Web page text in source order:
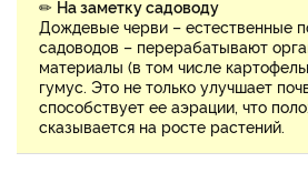
✏ На заметку садоводу
Дождевые черви – естественные
садоводов – перерабатывают
материалы (в том числе
гумус. Это не только улучшает
способствует ее аэрации, что
сказывается на росте растений.